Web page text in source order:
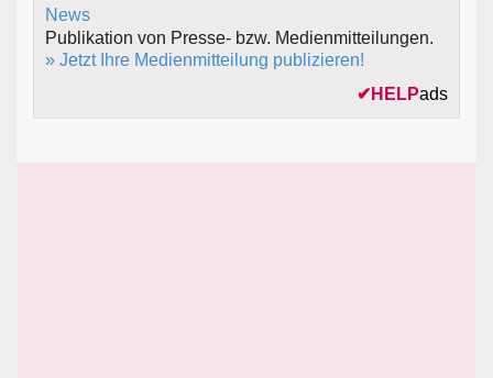
Publikation von Presse- bzw. Medienmitteilungen.
» Jetzt Ihre Medienmitteilung publizieren!
✔ HELPads